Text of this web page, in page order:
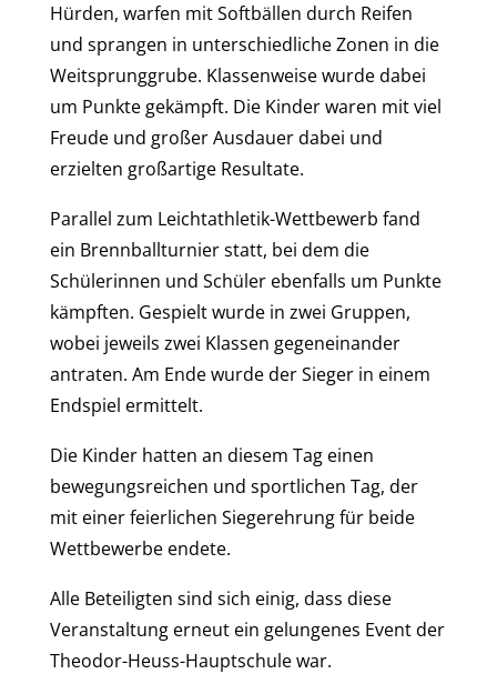
Hürden, warfen mit Softbällen durch Reifen
und sprangen in unterschiedliche Zonen in die
Weitsprunggrube. Klassenweise wurde dabei
um Punkte gekämpft. Die Kinder waren mit viel
Freude und großer Ausdauer dabei und
erzielten großartige Resultate.
Parallel zum Leichtathletik-Wettbewerb fand
ein Brennballturnier statt, bei dem die
Schülerinnen und Schüler ebenfalls um Punkte
kämpften. Gespielt wurde in zwei Gruppen,
wobei jeweils zwei Klassen gegeneinander
antraten. Am Ende wurde der Sieger in einem
Endspiel ermittelt.
Die Kinder hatten an diesem Tag einen
bewegungsreichen und sportlichen Tag, der
mit einer feierlichen Siegerehrung für beide
Wettbewerbe endete.
Alle Beteiligten sind sich einig, dass diese
Veranstaltung erneut ein gelungenes Event der
Theodor-Heuss-Hauptschule war.